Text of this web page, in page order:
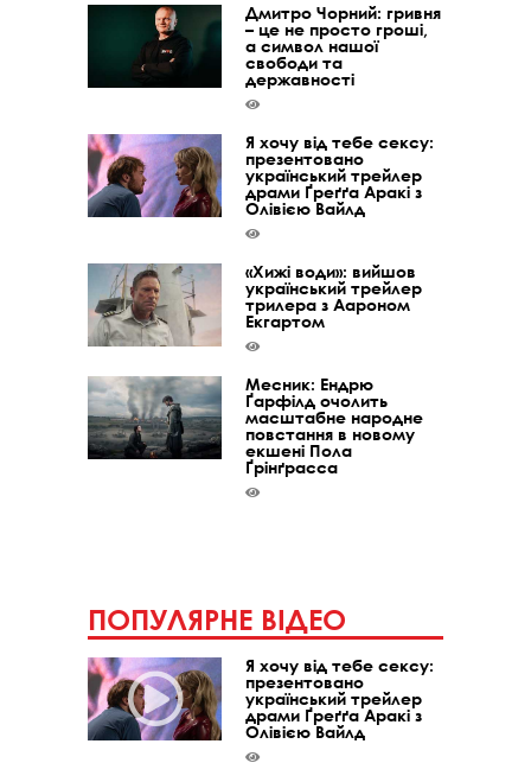
Дмитро Чорний: гривня
– це не просто гроші,
а символ нашої
свободи та
державності
Я хочу від тебе сексу:
презентовано
український трейлер
драми Ґреґґа Аракі з
Олівією Вайлд
«Хижі води»: вийшов
український трейлер
трилера з Аароном
Екгартом
Месник: Ендрю
Ґарфілд очолить
масштабне народне
повстання в новому
екшені Пола
Ґрінґрасса
ПОПУЛЯРНЕ ВІДЕО
Я хочу від тебе сексу:
презентовано
український трейлер
драми Ґреґґа Аракі з
Олівією Вайлд